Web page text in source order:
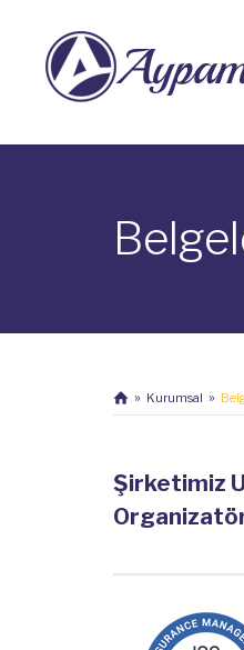
Kurumsal
Şirketimiz